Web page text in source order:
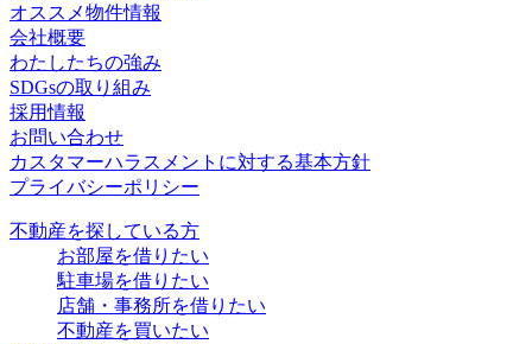
オススメ物件情報
会社概要
わたしたちの強み
SDGsの取り組み
採用情報
お問い合わせ
カスタマーハラスメントに対する基本方針
プライバシーポリシー
不動産を探している方
お部屋を借りたい
駐車場を借りたい
店舗・事務所を借りたい
不動産を買いたい